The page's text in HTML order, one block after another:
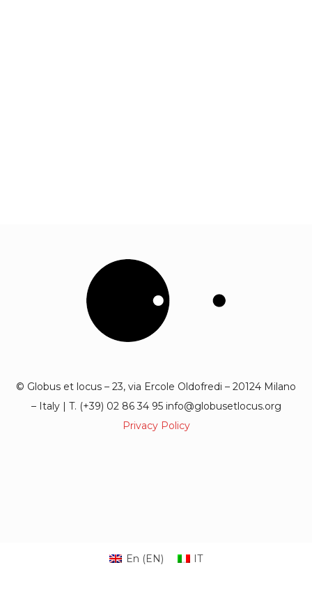
© Globus et locus – 23, via Ercole Oldofredi – 20124 Milano
– Italy | T. (+39) 02 86 34 95 info@globusetlocus.org
Privacy Policy
En (EN) IT